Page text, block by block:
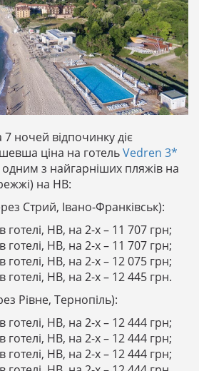
ночей відпочинку діє
ціна на готельVedren 3*
з найгарніших пляжів на
на НВ:
Стрий, Івано-Франківськ):
НВ, на 2-х – 11 707 грн;
НВ, на 2-х – 11 707 грн;
готелі, НВ, на 2-х – 12 075 грн;
НВ, на 2-х – 12 445 грн.
Рівне, Тернопіль):
НВ, на 2-х – 12 444 грн;
НВ, на 2-х – 12 444 грн;
готелі, НВ, на 2-х – 12 444 грн;